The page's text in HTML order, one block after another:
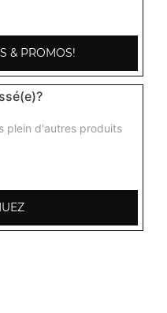
& PROMOS!
plein d'autres produits